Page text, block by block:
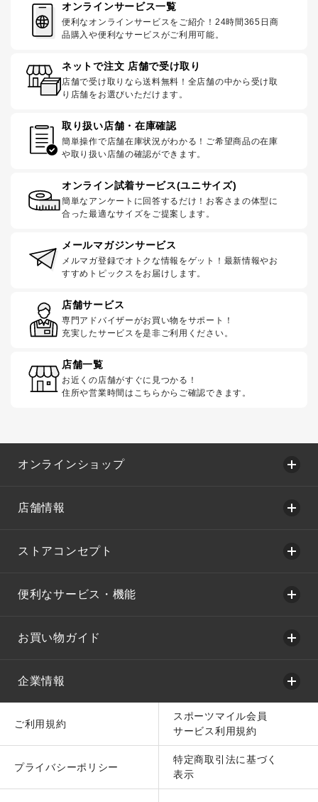
オンラインサービス一覧
便利なオンラインサービスをご紹介！24時間365日商
品購入や便利なサービスがご利用可能。
ネットで注文 店舗で受け取り
店舗で受け取りなら送料無料！全店舗の中から受け取
り店舗をお選びいただけます。
取り扱い店舗・在庫確認
簡単操作で店舗在庫状況がわかる！ご希望商品の在庫
や取り扱い店舗の確認ができます。
オンライン試着サービス(ユニサイズ)
簡単なアンケートに回答するだけ！お客さまの体型に
合った最適なサイズをご提案します。
メールマガジンサービス
メルマガ登録でオトクな情報をゲット！最新情報やお
すすめトピックスをお届けします。
店舗サービス
専門アドバイザーがお買い物をサポート！
充実したサービスを是非ご利用ください。
店舗一覧
お近くの店舗がすぐに見つかる！
住所や営業時間はこちらからご確認できます。
オンラインショップ
店舗情報
ストアコンセプト
便利なサービス・機能
お買い物ガイド
企業情報
ご利用規約
スポーツマイル会員
サービス利用規約
プライバシーポリシー
特定商取引法に基づく
表示